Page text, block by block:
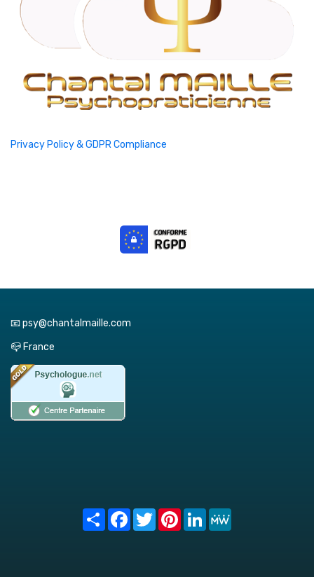
Privacy Policy & GDPR Compliance
📧 psy@chantalmaille.com
📪 France
Share FacebookTwitterPinterest
LinkedIn